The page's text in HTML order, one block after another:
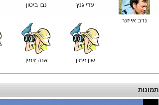
נדב אייזנר
עדי גנץ נבו ביטון
שון זימין אנה זימין
תמונות